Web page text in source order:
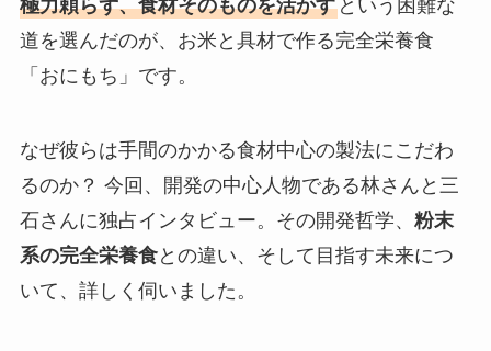
極力頼らず、食材そのものを活かすという困難な
道を選んだのが、お米と具材で作る完全栄養食
「おにもち」です。
なぜ彼らは手間のかかる食材中心の製法にこだわ
るのか？ 今回、開発の中心人物である林さんと三
石さんに独占インタビュー。その開発哲学、 粉末
系の完全栄養食との違い、そして目指す未来につ
いて、詳しく伺いました。